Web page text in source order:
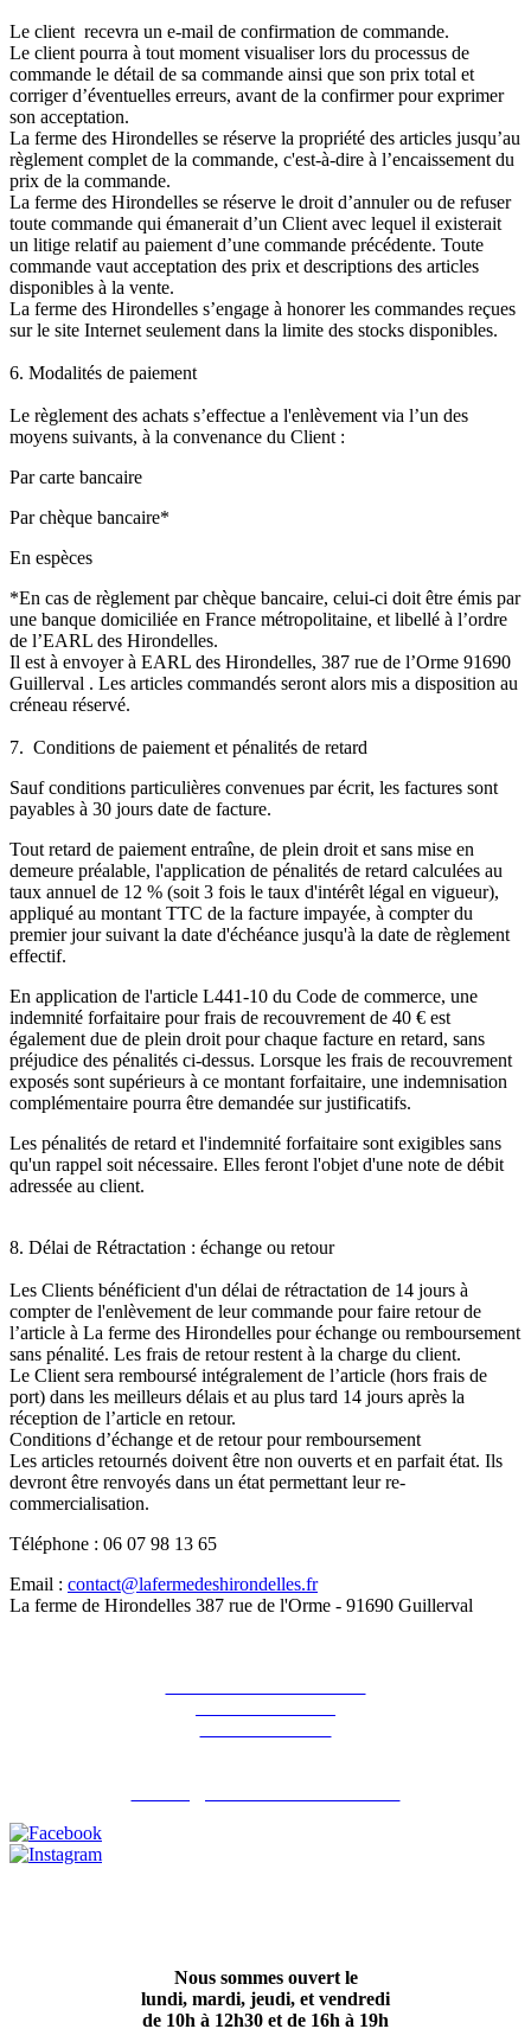
Le client recevra un e-mail de confirmation de commande.
Le client pourra à tout moment visualiser lors du processus de
commande le détail de sa commande ainsi que son prix total et
corriger d’éventuelles erreurs, avant de la confirmer pour exprimer
son acceptation.
La ferme des Hirondelles se réserve la propriété des articles jusqu’au
règlement complet de la commande, c'est-à-dire à l’encaissement du
prix de la commande.
La ferme des Hirondelles se réserve le droit d’annuler ou de refuser
toute commande qui émanerait d’un Client avec lequel il existerait
un litige relatif au paiement d’une commande précédente. Toute
commande vaut acceptation des prix et descriptions des articles
disponibles à la vente.
La ferme des Hirondelles s’engage à honorer les commandes reçues
sur le site Internet seulement dans la limite des stocks disponibles.
6. Modalités de paiement
Le règlement des achats s’effectue a l'enlèvement via l’un des
moyens suivants, à la convenance du Client :
Par carte bancaire
Par chèque bancaire*
En espèces
*En cas de règlement par chèque bancaire, celui-ci doit être émis par
une banque domiciliée en France métropolitaine, et libellé à l’ordre
de l’EARL des Hirondelles.
Il est à envoyer à EARL des Hirondelles, 387 rue de l’Orme 91690
Guillerval . Les articles commandés seront alors mis a disposition au
créneau réservé.
7. Conditions de paiement et pénalités de retard
Sauf conditions particulières convenues par écrit, les factures sont
payables à 30 jours date de facture.
Tout retard de paiement entraîne, de plein droit et sans mise en
demeure préalable, l'application de pénalités de retard calculées au
taux annuel de 12 % (soit 3 fois le taux d'intérêt légal en vigueur),
appliqué au montant TTC de la facture impayée, à compter du
premier jour suivant la date d'échéance jusqu'à la date de règlement
effectif.
En application de l'article L441-10 du Code de commerce, une
indemnité forfaitaire pour frais de recouvrement de 40 € est
également due de plein droit pour chaque facture en retard, sans
préjudice des pénalités ci-dessus. Lorsque les frais de recouvrement
exposés sont supérieurs à ce montant forfaitaire, une indemnisation
complémentaire pourra être demandée sur justificatifs.
Les pénalités de retard et l'indemnité forfaitaire sont exigibles sans
qu'un rappel soit nécessaire. Elles feront l'objet d'une note de débit
adressée au client.
8. Délai de Rétractation : échange ou retour
Les Clients bénéficient d'un délai de rétractation de 14 jours à
compter de l'enlèvement de leur commande pour faire retour de
l’article à La ferme des Hirondelles pour échange ou remboursement
sans pénalité. Les frais de retour restent à la charge du client.
Le Client sera remboursé intégralement de l’article (hors frais de
port) dans les meilleurs délais et au plus tard 14 jours après la
réception de l’article en retour.
Conditions d’échange et de retour pour remboursement
Les articles retournés doivent être non ouverts et en parfait état. Ils
devront être renvoyés dans un état permettant leur re-
commercialisation.
Téléphone : 06 07 98 13 65
Email : contact@lafermedeshirondelles.fr
La ferme de Hirondelles 387 rue de l'Orme - 91690 Guillerval
Nous sommes ouvert le
lundi, mardi, jeudi, et vendredi
de 10h à 12h30 et de 16h à 19h